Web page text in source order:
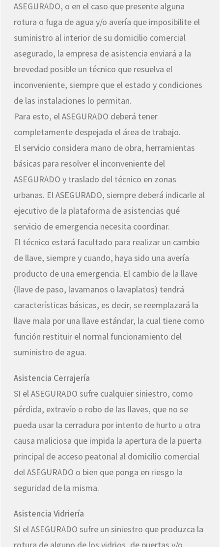
ASEGURADO, o en el caso que presente alguna
rotura o fuga de agua y/o avería que imposibilite el
suministro al interior de su domicilio comercial
asegurado, la empresa de asistencia enviará a la
brevedad posible un técnico que resuelva el
inconveniente, siempre que el estado y condiciones
de las instalaciones lo permitan.
Para esto, el ASEGURADO deberá tener
completamente despejada el área de trabajo.
El servicio considera mano de obra, herramientas
básicas para resolver el inconveniente del
ASEGURADO y traslado del técnico en zonas
urbanas. El ASEGURADO, siempre deberá indicarle al
ejecutivo de la plataforma de asistencias qué
servicio de emergencia necesita coordinar.
El técnico estará facultado para realizar un cambio
de llave, siempre y cuando, haya sido una avería
producto de una emergencia. El cambio de la llave
(llave de paso, lavamanos o lavaplatos) tendrá
características básicas, es decir, se reemplazará la
llave mala por una llave estándar, la cual tiene como
función restituir el normal funcionamiento del
suministro de agua.
Asistencia Cerrajería
SI el ASEGURADO sufre cualquier siniestro, como
pérdida, extravío o robo de las llaves, que no se
pueda usar la cerradura por intento de hurto u otra
causa maliciosa que impida la apertura de la puerta
principal de acceso peatonal al domicilio comercial
del ASEGURADO o bien que ponga en riesgo la
seguridad de la misma.
Asistencia Vidriería
SI el ASEGURADO sufre un siniestro que produzca la